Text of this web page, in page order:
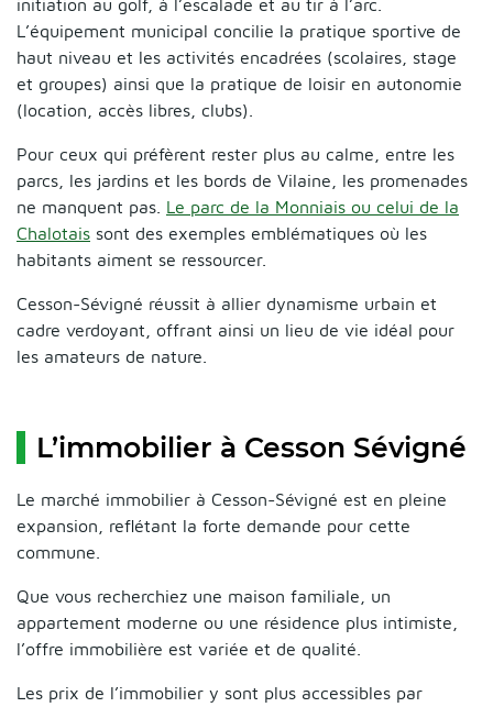
initiation au golf, à l’escalade et au tir à l’arc.
L’équipement municipal concilie la pratique sportive de
haut niveau et les activités encadrées (scolaires, stage
et groupes) ainsi que la pratique de loisir en autonomie
(location, accès libres, clubs).
Pour ceux qui préfèrent rester plus au calme, entre les
parcs, les jardins et les bords de Vilaine, les promenades
ne manquent pas. Le parc de la Monniais ou celui de la
Chalotais sont des exemples emblématiques où les
habitants aiment se ressourcer.
Cesson-Sévigné réussit à allier dynamisme urbain et
cadre verdoyant, offrant ainsi un lieu de vie idéal pour
les amateurs de nature.
L’immobilier à Cesson Sévigné
Le marché immobilier à Cesson-Sévigné est en pleine
expansion, reflétant la forte demande pour cette
commune.
Que vous recherchiez une maison familiale, un
appartement moderne ou une résidence plus intimiste,
l’offre immobilière est variée et de qualité.
Les prix de l’immobilier y sont plus accessibles par